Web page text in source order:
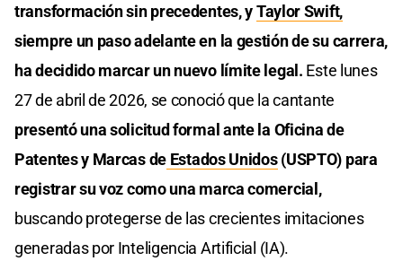
transformación sin precedentes, yTaylor Swift,
siempre un paso adelante en la gestión de su carrera,
ha decidido marcar un nuevo límite legal. Este lunes
27 de abril de 2026, se conoció que la cantante
presentó una solicitud formal ante la Oficina de
Patentes y Marcas de Estados Unidos(USPTO) para
registrar su voz como una marca comercial,
buscando protegerse de las crecientes imitaciones
generadas por Inteligencia Artificial (IA).